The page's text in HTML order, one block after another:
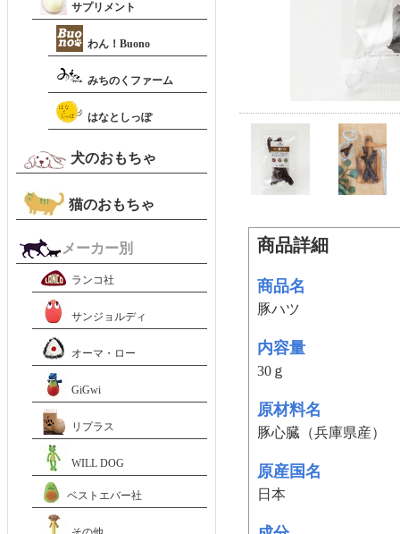
商品詳細
商品名
豚ハツ
内容量
30ｇ
原材料名
豚心臓（兵庫県産）
原産国名
日本
サプリメント
わん！Buono
みちのくファーム
はなとしっぽ
犬のおもちゃ
猫のおもちゃ
メーカー別
ランコ社
サンジョルディ
オーマ・ロー
GiGwi
リプラス
WILL DOG
ベストエバー社